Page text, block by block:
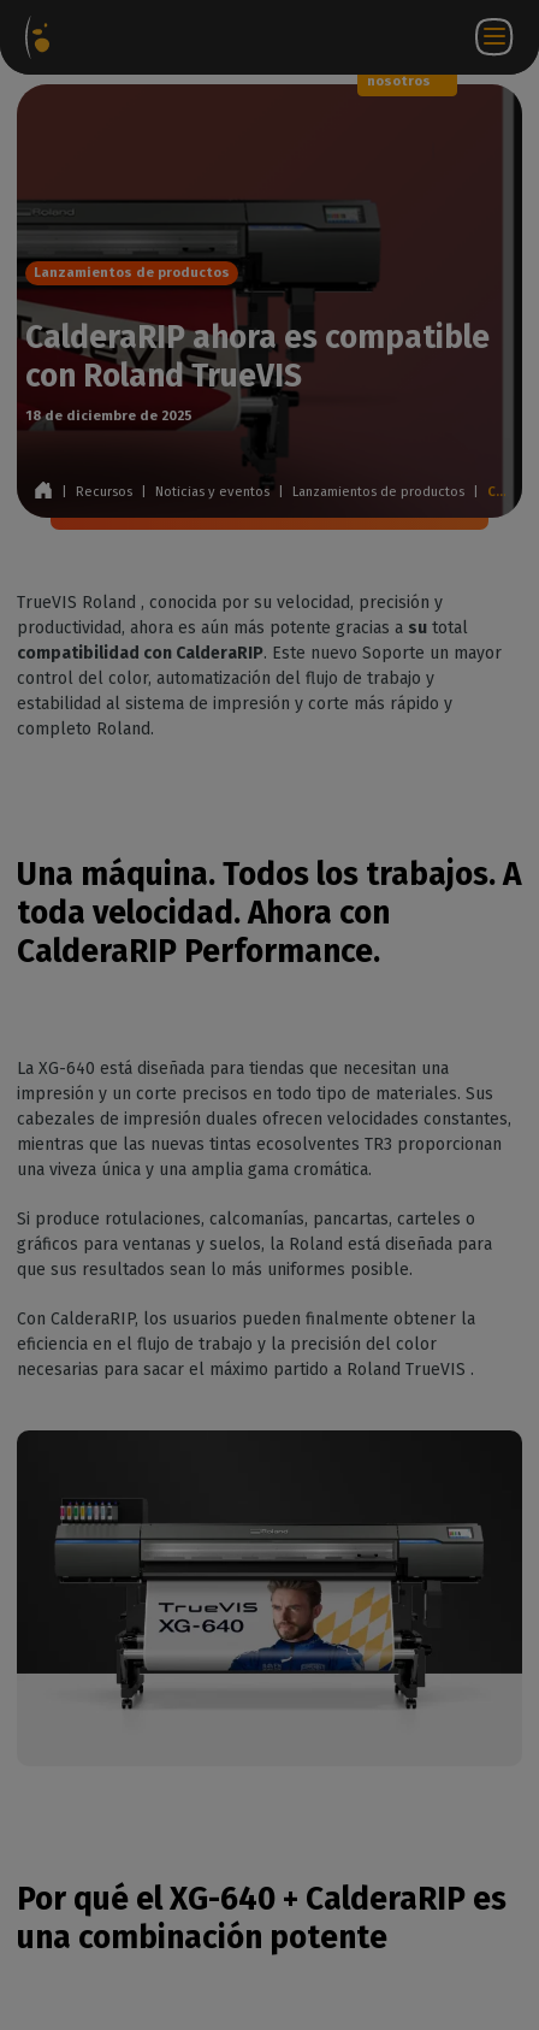
Paquetes
de
software
nosotros
ES
Lanzamientos de productos
CalderaRIP ahora es compatible
con Roland TrueVIS
18 de diciembre de 2025
Recursos Noticias y eventos Lanzamientos de productos CalderaRIP ahora es compatible con Roland TrueVIS
TrueVIS Roland , conocida por su velocidad, precisión y
productividad, ahora es aún más potente gracias a su total
compatibilidad con CalderaRIP. Este nuevo Soporte un mayor
control del color, automatización del flujo de trabajo y
estabilidad al sistema de impresión y corte más rápido y
completo Roland.
Una máquina. Todos los trabajos. A
toda velocidad. Ahora con
CalderaRIP Performance.
La XG-640 está diseñada para tiendas que necesitan una
impresión y un corte precisos en todo tipo de materiales. Sus
cabezales de impresión duales ofrecen velocidades constantes,
mientras que las nuevas tintas ecosolventes TR3 proporcionan
una viveza única y una amplia gama cromática.
Si produce rotulaciones, calcomanías, pancartas, carteles o
gráficos para ventanas y suelos, la Roland está diseñada para
que sus resultados sean lo más uniformes posible.
Con CalderaRIP, los usuarios pueden finalmente obtener la
eficiencia en el flujo de trabajo y la precisión del color
necesarias para sacar el máximo partido a Roland TrueVIS .
Por qué el XG-640 + CalderaRIP es
una combinación potente